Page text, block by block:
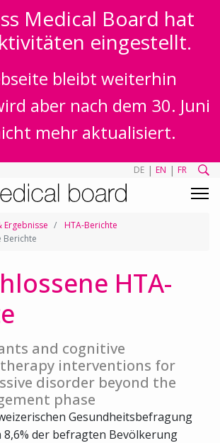
Medical Board hat
eingestellt.
bleibt weiterhin
aber nach dem 30. Juni
mehr aktualisiert.
DE | EN | FR
Ergebnisse
HTA-Berichte
Berichte
HTA-
and cognitive
interventions for
disorder beyond the
phase
Gesundheitsbefragung
8,6% der befragten Bevölkerung